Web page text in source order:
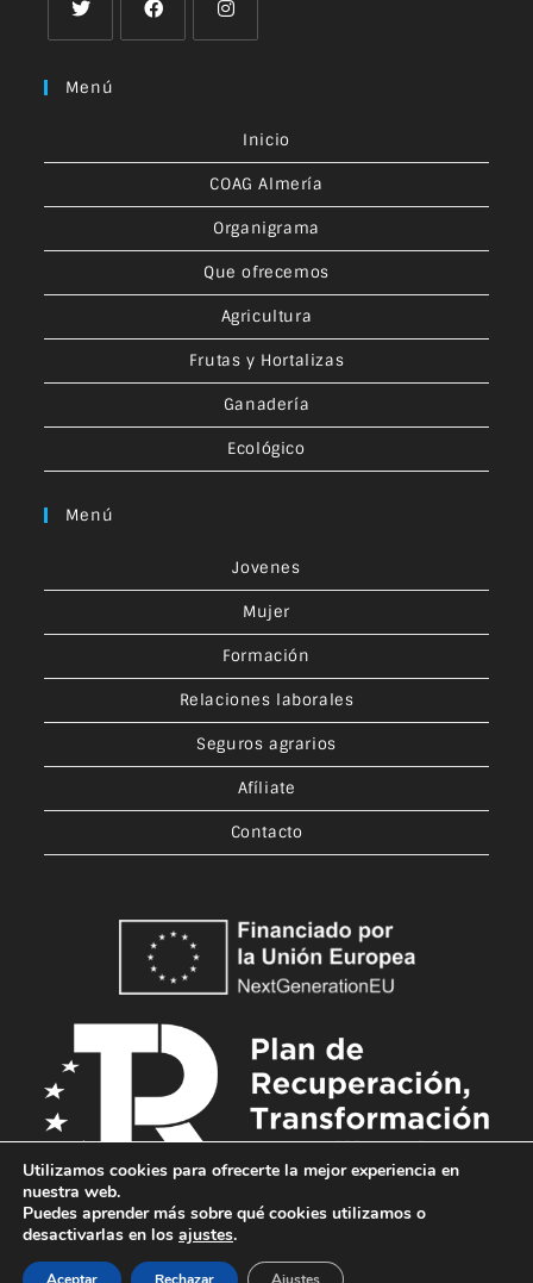
Menú
Inicio
COAG Almería
Organigrama
Que ofrecemos
Agricultura
Frutas y Hortalizas
Ganadería
Ecológico
Menú
Jovenes
Mujer
Formación
Relaciones laborales
Seguros agrarios
Afíliate
Contacto
Utilizamos cookies para ofrecerte la mejor experiencia en
nuestra web.
Puedes aprender más sobre qué cookies utilizamos o
desactivarlas en los ajustes.